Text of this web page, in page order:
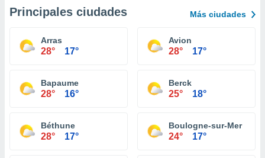
Principales ciudades Más ciudades
Arras
28° 17°
Avion
28° 17°
Bapaume
28° 16°
Berck
25° 18°
Béthune
28° 17°
Boulogne-sur-Mer
24° 17°